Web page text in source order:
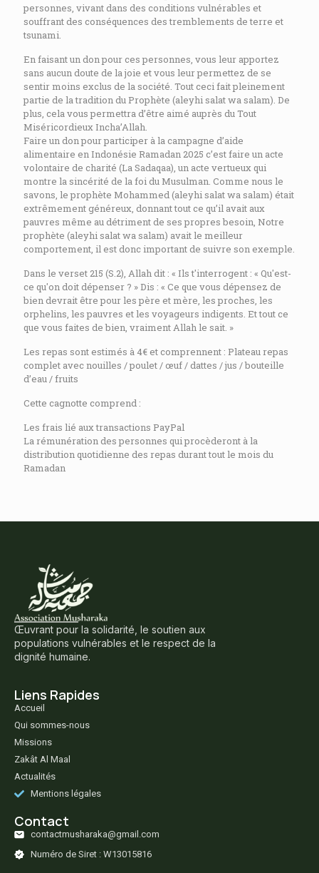
personnes, vivant dans des conditions vulnérables et
souffrant des conséquences des tremblements de terre et
tsunami.
En faisant un don pour ces personnes, vous leur apportez
sans aucun doute de la joie et vous leur permettez de se
sentir moins exclus de la société. Tout ceci fait pleinement
partie de la tradition du Prophète (aleyhi salat wa salam). De
plus, cela vous permettra d’être aimé auprès du Tout
Miséricordieux Incha’Allah.
Faire un don pour participer à la campagne d’aide
alimentaire en Indonésie Ramadan 2025 c’est faire un acte
volontaire de charité (La Sadaqaa), un acte vertueux qui
montre la sincérité de la foi du Musulman. Comme nous le
savons, le prophète Mohammed (aleyhi salat wa salam) était
extrêmement généreux, donnant tout ce qu’il avait aux
pauvres même au détriment de ses propres besoin, Notre
prophète (aleyhi salat wa salam) avait le meilleur
comportement, il est donc important de suivre son exemple.
Dans le verset 215 (S.2), Allah dit : « Ils t'interrogent : « Qu'est-
ce qu'on doit dépenser ? » Dis : « Ce que vous dépensez de
bien devrait être pour les père et mère, les proches, les
orphelins, les pauvres et les voyageurs indigents. Et tout ce
que vous faites de bien, vraiment Allah le sait. »
Les repas sont estimés à 4€ et comprennent : Plateau repas
complet avec nouilles / poulet / œuf / dattes / jus / bouteille
d’eau / fruits
Cette cagnotte comprend :
Les frais lié aux transactions PayPal
La rémunération des personnes qui procèderont à la
distribution quotidienne des repas durant tout le mois du
Ramadan
Œuvrant pour la solidarité, le soutien aux
populations vulnérables et le respect de la
dignité humaine.
Liens Rapides
Accueil
Qui sommes-nous
Missions
Zakât Al Maal
Actualités
Mentions légales
Contact
contactmusharaka@gmail.com
Numéro de Siret : W13015816